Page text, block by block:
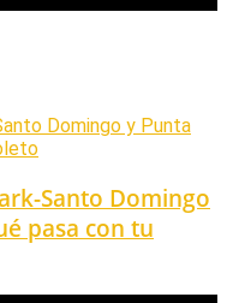
Santo Domingo
pasa con tu